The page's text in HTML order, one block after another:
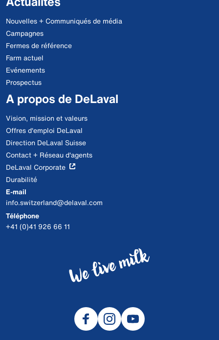
Nouvelles + Communiqués de média
Campagnes
Fermes de référence
Farm actuel
Evénements
Prospectus
A propos de DeLaval
Vision, mission et valeurs
Offres d'emploi DeLaval
Direction DeLaval Suisse
Contact + Réseau d'agents
DeLaval Corporate
Durabilité
E-mail
info.switzerland@delaval.com
Téléphone
+41 (0)41 926 66 11